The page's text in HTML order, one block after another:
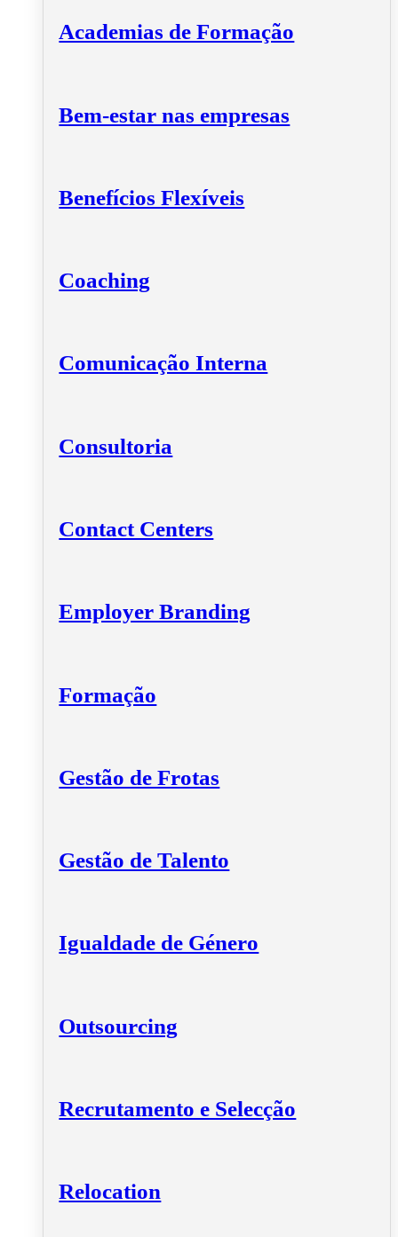
Academias de Formação
Bem-estar nas empresas
Benefícios Flexíveis
Coaching
Comunicação Interna
Consultoria
Contact Centers
Employer Branding
Formação
Gestão de Frotas
Gestão de Talento
Igualdade de Género
Outsourcing
Recrutamento e Selecção
Relocation